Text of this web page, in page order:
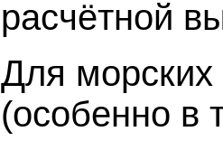
расчётной
Для
(особенно в